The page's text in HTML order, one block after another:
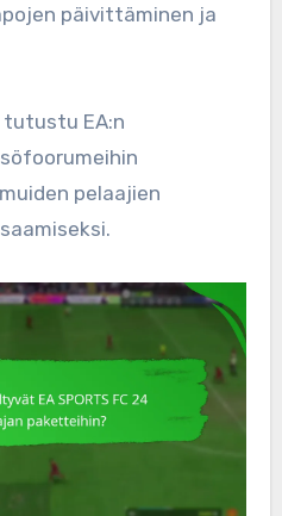
päivittäminen ja
EA:n
pelaajien